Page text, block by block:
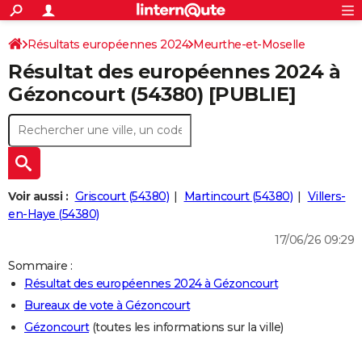
ACTUALITÉS
Politique
Société
Faits Divers
Education
Monde
Villes
+
SPORT
Coupe du monde 2026
Football
Tennis
Cyclisme
Rugby
Forum
CULTURE
Programme TV
TNT
Streaming
Cinéma
Sorties cinéma
Musique
+
FINANCE
Retraite
Impôts
Epargne
Immobilier
Risques naturels par ville
Banque
Assurance
Crédit
AUTO
Essais
Réserver un essai
Citadines
Berlines
SUV
Forum auto
+
HIGH-TECH
Mobiles
Meilleur smartphone
Internet
Ordinateurs
Jeux vidéo
Guide high-tech
+
BRICOLAGE
Guides de France
Escapades
Patrimoine
Expositions
Musées
Week-end nature
LIFESTYLE
Art de vivre
Bien-être
Loisirs
Mode
Modes de vie
Rechercher
S'inscrire
Connexion
Résultats européennes 2024 Meurthe-et-Moselle
Résultat des européennes 2024 à
Gézoncourt (54380) [PUBLIE]
Voir aussi : Griscourt (54380) Martincourt (54380)
Villers-
en-Haye (54380)
17/06/26 09:29
Sommaire :
Résultat des européennes 2024 à Gézoncourt
Bureaux de vote à Gézoncourt
Gézoncourt(toutes les informations sur la ville)